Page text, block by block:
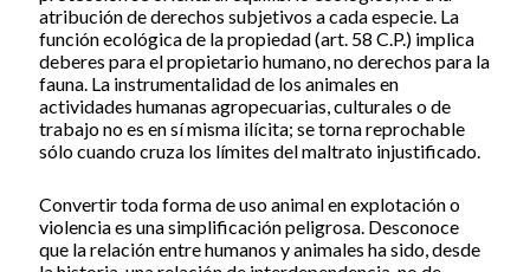
atribución de derechos subjetivos a cada especie. La
función ecológica de la propiedad (art. 58 C.P.) implica
deberes para el propietario humano, no derechos para la
fauna. La instrumentalidad de los animales en
actividades humanas agropecuarias, culturales o de
trabajo no es en sí misma ilícita; se torna reprochable
sólo cuando cruza los límites del maltrato injustificado.
Convertir toda forma de uso animal en explotación o
violencia es una simplificación peligrosa. Desconoce
que la relación entre humanos y animales ha sido, desde